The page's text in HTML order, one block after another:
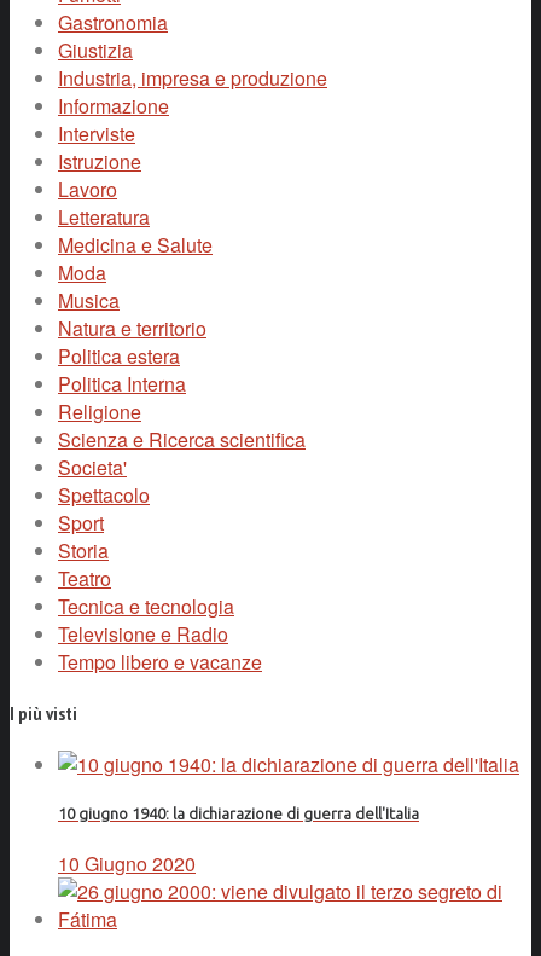
Gastronomia
Giustizia
Industria, impresa e produzione
Informazione
Interviste
Istruzione
Lavoro
Letteratura
Medicina e Salute
Moda
Musica
Natura e territorio
Politica estera
Politica Interna
Religione
Scienza e Ricerca scientifica
Societa'
Spettacolo
Sport
Storia
Teatro
Tecnica e tecnologia
Televisione e Radio
Tempo libero e vacanze
I più visti
10 giugno 1940: la dichiarazione di guerra dell'Italia
10 Giugno 2020